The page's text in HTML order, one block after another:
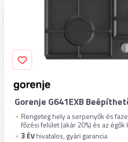
Gorenje G641EXB
Rengeteg hely a serpenyők és
főzési felület (akár 20%) és az
3 ÉVhivatalos, gyári garancia